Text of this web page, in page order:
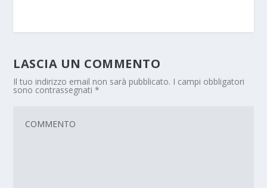
LASCIA UN COMMENTO
Il tuo indirizzo email non sarà pubblicato. I campi obbligatori
sono contrassegnati*